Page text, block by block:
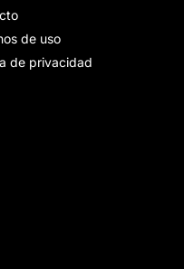
de uso
de privacidad